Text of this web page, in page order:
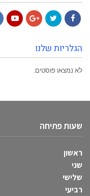
הגלריות שלנו
לא נמצאו פוסטים.
שעות פתיחה
ראשון
שני
שלישי
רביעי